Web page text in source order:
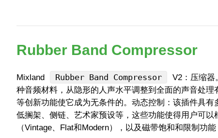
Rubber Band Compressor
Mixland Rubber Band Compressor
V2：压缩器
种音频材料，从隐形的人声水平调整到全面的声音处理‌
等创新功能使它成为无条件的。动态控制‌：该插件具
低搁架、侧链、艺术家预设等，这些功能使得用户可
（Vintage、Flat和Modern），以及磁带饱和和限制功